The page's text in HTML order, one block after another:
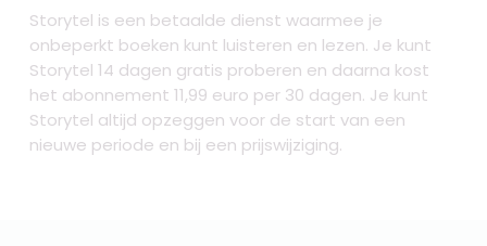
Storytel is een betaalde dienst waarmee je
onbeperkt boeken kunt luisteren en lezen. Je kunt
Storytel 14 dagen gratis proberen en daarna kost
het abonnement 11,99 euro per 30 dagen. Je kunt
Storytel altijd opzeggen voor de start van een
nieuwe periode en bij een prijswijziging.